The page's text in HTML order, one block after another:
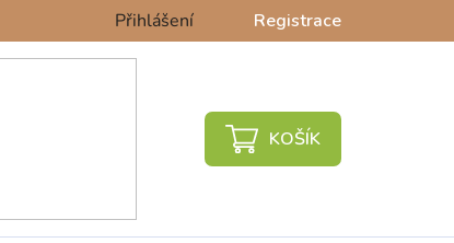
Přihlášení Registrace
NÁKUPNÍ